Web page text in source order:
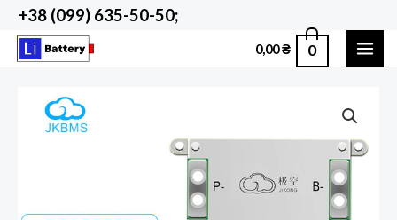
Перейти
вмісту
+38 (099) 635-50-50;
0,00₴ 0